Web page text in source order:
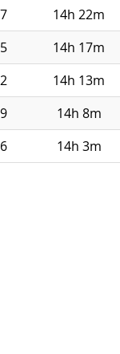
14h 22m
14h 17m
14h 13m
14h 8m
14h 3m